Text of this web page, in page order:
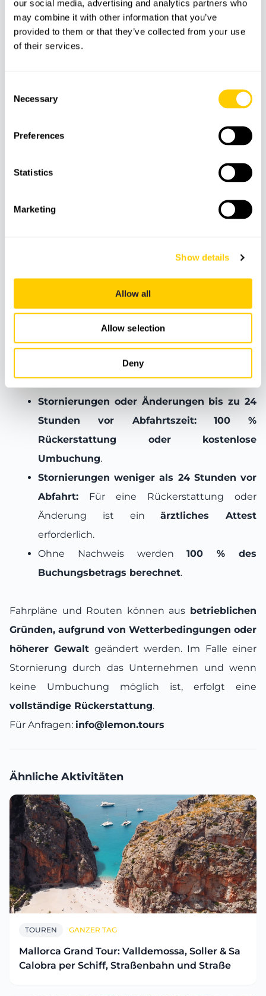
our social media, advertising and analytics partners who
may combine it with other information that you’ve
provided to them or that they’ve collected from your use
of their services.
Selection
Necessary
Preferences
Statistics
Marketing
Show details
Allow all
Allow selection
Deny
Versicherung inklusive
Nicht inklusive:
Merkmale
Buchungsbedingungen
Stornierungen oder Änderungen bis zu 24
Stunden vor Abfahrtszeit:
100 %
Rückerstattung oder kostenlose
Umbuchung.
Stornierungen weniger als 24 Stunden vor
Abfahrt: Für eine Rückerstattung oder
Änderung ist einärztliches Attest
erforderlich.
Ohne Nachweis werden100 % des
Buchungsbetrags berechnet.
Fahrpläne und Routen können aus betrieblichen
Gründen, aufgrund von Wetterbedingungen oder
höherer Gewalt geändert werden. Im Falle einer
Stornierung durch das Unternehmen und wenn
keine Umbuchung möglich ist, erfolgt eine
vollständige Rückerstattung.
Für Anfragen: info@lemon.tours
Ähnliche Aktivitäten
TOUREN GANZER TAG
Mallorca Grand Tour: Valldemossa, Soller & Sa
Calobra per Schiff, Straßenbahn und Straße